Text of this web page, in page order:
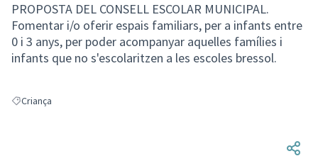
PROPOSTA DEL CONSELL ESCOLAR MUNICIPAL.
Fomentar i/o oferir espais familiars, per a infants entre
0 i 3 anys, per poder acompanyar aquelles famílies i
infants que no s'escolaritzen a les escoles bressol.
Resultats en filtrar per: Criança
Criança